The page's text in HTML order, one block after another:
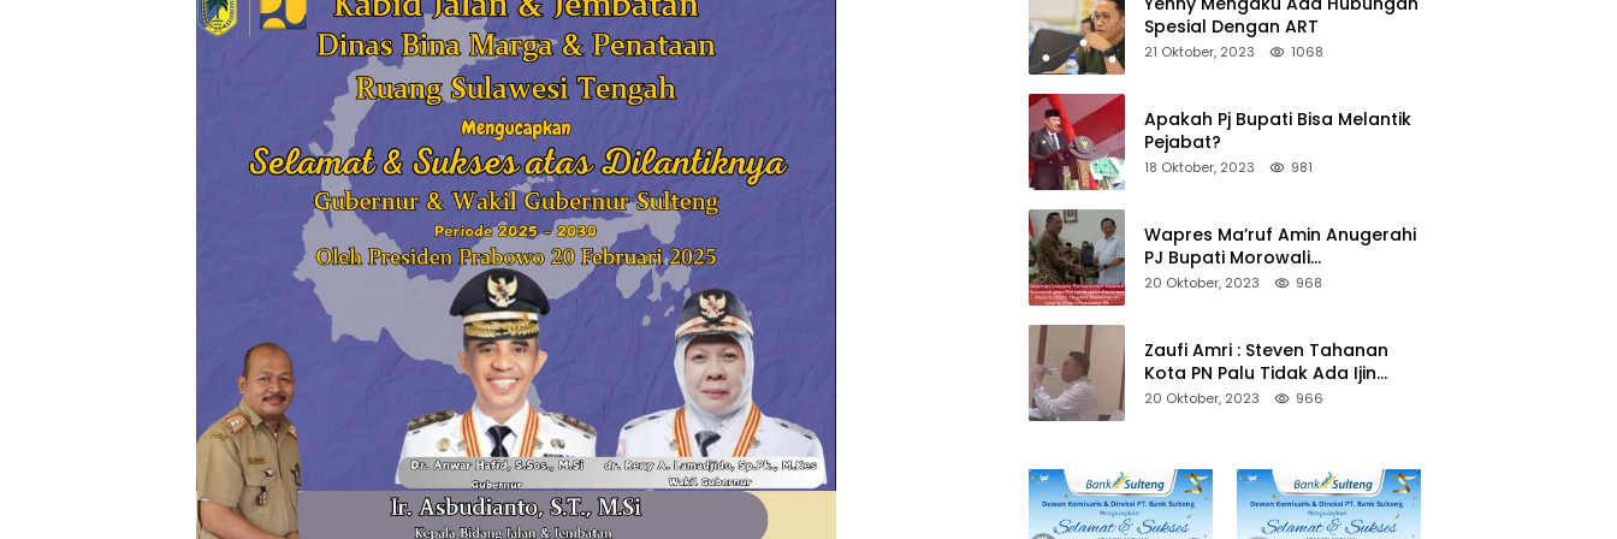
Spesial Dengan ART
21 Oktober, 2023 1068
Apakah Pj Bupati Bisa Melantik
Pejabat?
18 Oktober, 2023 981
Wapres Ma’ruf Amin Anugerahi
PJ Bupati Morowali
Penghargaan Paritrana Award
20 Oktober, 2023 968
Zaufi Amri : Steven Tahanan
Kota PN Palu Tidak Ada Ijin
Keluar Kota
20 Oktober, 2023 966